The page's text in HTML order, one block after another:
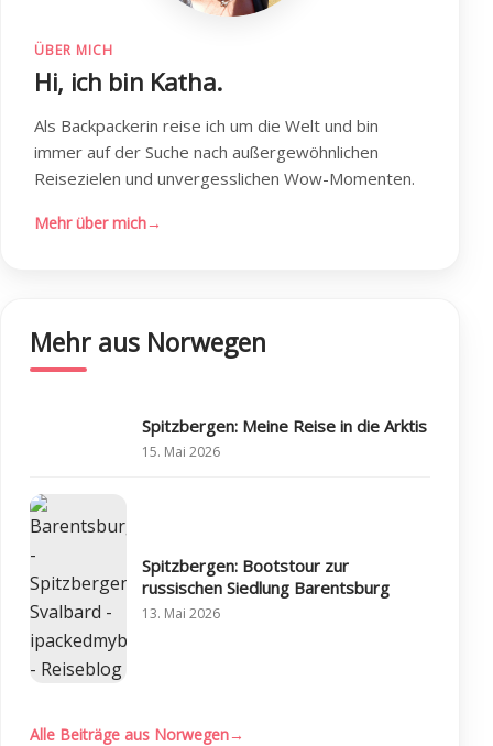
ÜBER MICH
Hi, ich bin Katha.
Als Backpackerin reise ich um die Welt und bin
immer auf der Suche nach außergewöhnlichen
Reisezielen und unvergesslichen Wow-Momenten.
Mehr über mich→
Mehr aus Norwegen
Spitzbergen: Meine Reise in die Arktis
15. Mai 2026
Spitzbergen: Bootstour zur
russischen Siedlung Barentsburg
13. Mai 2026
Alle Beiträge aus Norwegen→